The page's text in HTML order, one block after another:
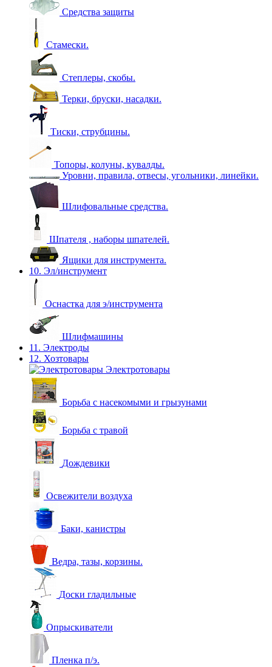
Средства защиты
Стамески.
Степлеры, скобы.
Терки, бруски, насадки.
Тиски, струбцины.
Топоры, колуны, кувалды.
Уровни, правила, отвесы, угольники, линейки.
Шлифовальные средства.
Шпателя , наборы шпателей.
Ящики для инструмента.
10. Эл/инструмент
Оснастка для э/инструмента
Шлифмашины
11. Электроды
12. Хозтовары
Электротовары
Борьба с насекомыми и грызунами
Борьба с травой
Дождевики
Освежители воздуха
Баки, канистры
Ведра, тазы, корзины.
Доски гладильные
Опрыскиватели
Пленка п/э.